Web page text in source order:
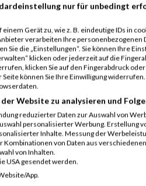
Amazon Kaiserslautern
GmbH
0000 GER
Amazon
GmbH
Jahr Nation
0000 GER
nur für unbedingt
Gerät zu, wie z. B. eindeutige IDs in
verarbeiten Ihre personenbezogenen
die „Einstellungen“. Sie können Ihre
klicken oder jederzeit auf die
klicken Sie auf den Fingerabdruck
können Sie Ihre Einwilligung
Website zu analysieren und
reduzierter Daten zur Auswahl von
personalisierter Werbung. Erstellung
Inhalte. Messung der
von Daten aus
von Inhalten.
USA gesendet werden.
App.